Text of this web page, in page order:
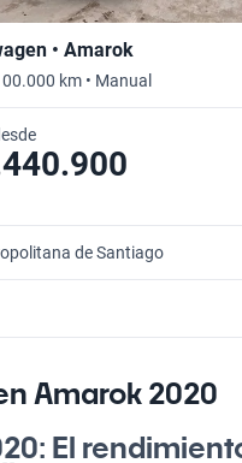
• Amarok
km • Manual
de Santiago
Amarok 2020
El